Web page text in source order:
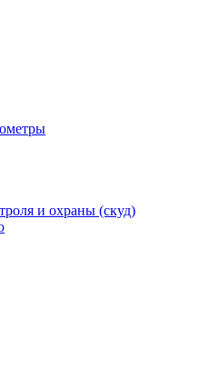
и охраны (скуд)